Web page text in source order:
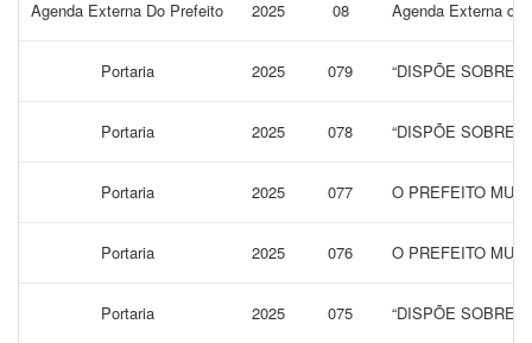
Agenda Externa Do Prefeito 2025 08 Agenda Externa do
Portaria 2025 079 “DISPÕE SOBRE
Portaria 2025 078 “DISPÕE SOBRE
Portaria 2025 077 O PREFEITO
Portaria 2025 076 O PREFEITO
Portaria 2025 075 “DISPÕE SOBRE